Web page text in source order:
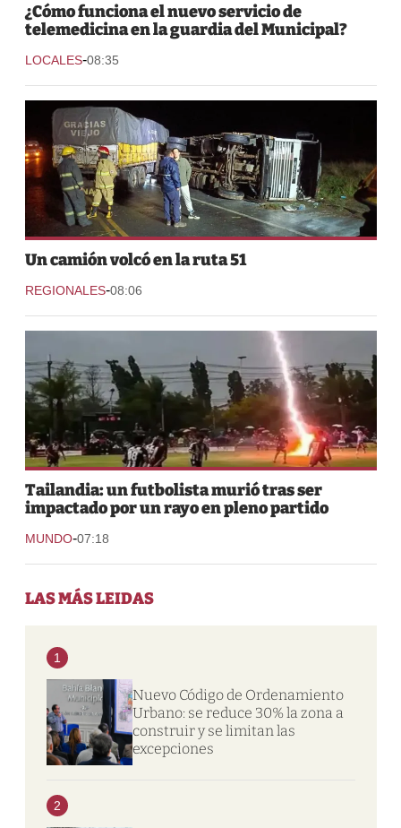
¿Cómo funciona el nuevo servicio de
telemedicina en la guardia del Municipal?
LOCALES-08:35
Un camión volcó en la ruta 51
REGIONALES-08:06
Tailandia: un futbolista murió tras ser
impactado por un rayo en pleno partido
MUNDO-07:18
LAS MÁS LEIDAS
1
Nuevo Código de Ordenamiento
Urbano: se reduce 30% la zona a
construir y se limitan las
excepciones
2